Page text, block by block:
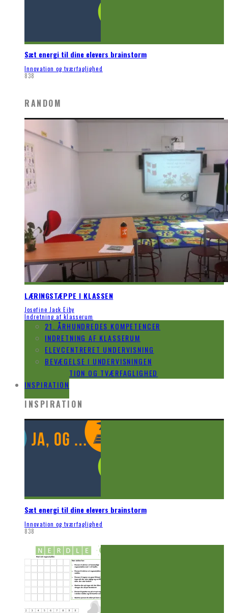
Sæt energi til dine elevers brainstorm
Innovation og tværfaglighed
838
RANDOM
LÆRINGSTÆPPE I KLASSEN
Josefine Jack Eiby
Indretning af klasserum
21. ÅRHUNDREDES KOMPETENCER
INDRETNING AF KLASSERUM
ELEVCENTRERET UNDERVISNING
BEVÆGELSE I UNDERVISNINGEN
INNOVATION OG TVÆRFAGLIGHED
INSPIRATION
INSPIRATION
Sæt energi til dine elevers brainstorm
Innovation og tværfaglighed
838